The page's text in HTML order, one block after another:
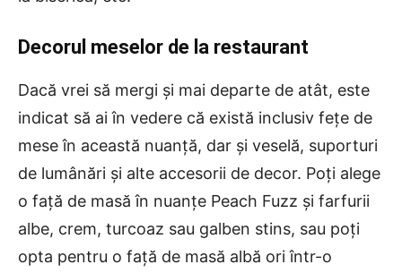
Decorul meselor de la restaurant
Dacă vrei să mergi și mai departe de atât, este
indicat să ai în vedere că există inclusiv fețe de
mese în această nuanță, dar și veselă, suporturi
de lumânări și alte accesorii de decor. Poți alege
o față de masă în nuanțe Peach Fuzz și farfurii
albe, crem, turcoaz sau galben stins, sau poți
opta pentru o față de masă albă ori într-o